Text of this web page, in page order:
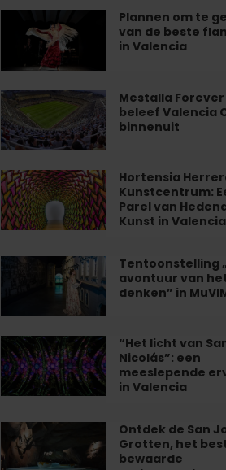
het
Trinquet
Pelayo
van
Valencia
Plannen om te
van de beste
in Valencia
van
de
beste
flamenco
in
Valencia
Mestalla
beleef Valencia
binnenuit
Mestalla
Forever
Tour:
Valencia
CF
van
binnenuit
Hortensia
Kunstcentrum:
Parel van
Kunst in Valencia
Hortensia
Herrero
Kunstcentrum:
Parel
Hedendaagse
Kunst
in
Valencia
Tentoonstelling
avontuur van
denken” in
Tentoonstelling
het
denken”
in
MuVIM
“Het licht van
Nicolás”: een
meeslepende
in Valencia
“Het
licht
van
Nicolás”:
een
meeslepende
Ontdek de San
Grotten, het
bewaarde
Ontdek
de